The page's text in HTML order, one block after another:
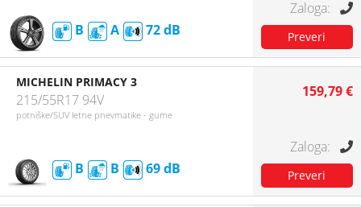
B A 72
MICHELIN PRIMACY 3
215/55R17 94V
potniške/SUV letne pnevmatike - gume
B B 69
159,79 €